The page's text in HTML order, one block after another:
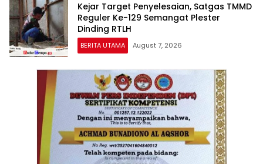
Kejar Target Penyelesaian, Satgas TMMD
Reguler Ke-129 Semangat Plester
Dinding RTLH
BERITA UTAMA August 7, 2026